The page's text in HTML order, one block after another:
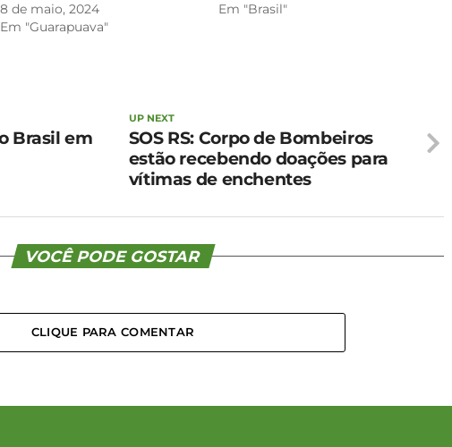
8 de maio, 2024
Em "Guarapuava"
Em "Brasil"
UP NEXT
SOS RS: Corpo de Bombeiros
estão recebendo doações para
vítimas de enchentes
Brasil em
VOCÊ PODE GOSTAR
CLIQUE PARA COMENTAR